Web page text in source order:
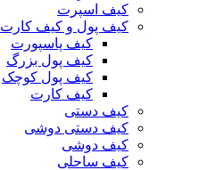
کیف اسپرت
کیف پول و کیف کارت
کیف پاسپورت
کیف پول بزرگ
کیف پول کوچک
کیف کارت
کیف دستی
کیف دستی دوشی
کیف دوشی
کیف ساحلی